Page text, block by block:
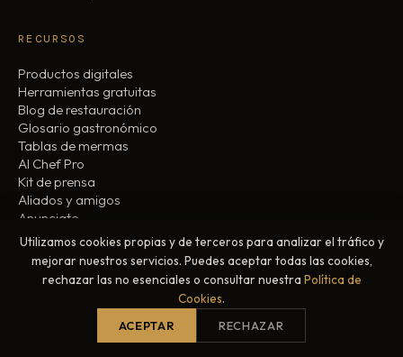
RECURSOS
Productos digitales
Herramientas gratuitas
Blog de restauración
Glosario gastronómico
Tablas de mermas
AI Chef Pro
Kit de prensa
Aliados y amigos
Anunciate
Contacto
CONTACTO
info@chefbusiness.co
Utilizamos cookies propias y de terceros para analizar el tráfico y
mejorar nuestros servicios. Puedes aceptar todas las cookies,
rechazar las no esenciales o consultar nuestra Política de
Cookies.
ACEPTAR RECHAZAR